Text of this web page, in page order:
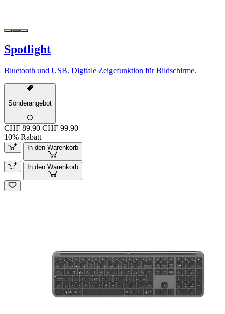
Spotlight
Bluetooth und USB. Digitale Zeigefunktion für Bildschirme.
Sonderangebot
CHF 89.90 CHF 99.90
10% Rabatt
In den Warenkorb
In den Warenkorb